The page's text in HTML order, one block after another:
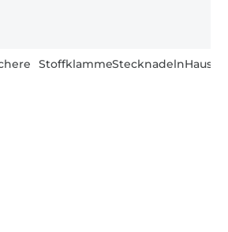
StoffklammernStecknadeln